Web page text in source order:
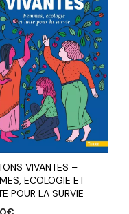
VIVANTES –
ECOLOGIE ET
POUR LA SURVIE